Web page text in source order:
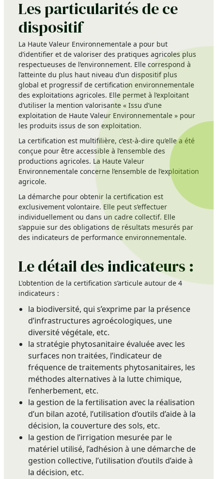
Les particularités de ce
dispositif
La Haute Valeur Environnementale a pour but
d’identifier et de valoriser des pratiques agricoles plus
respectueuses de l’environnement. Elle correspond à
l’atteinte du plus haut niveau d’un dispositif plus
global et progressif de certification environnementale
des exploitations agricoles. Elle permet à l’exploitant
d’utiliser la mention valorisante « Issu d’une
exploitation de Haute Valeur Environnementale » pour
les produits issus de son exploitation.
La certification est multifilière, c’est-à-dire qu’elle a été
conçue pour être accessible à l’ensemble des
productions agricoles. La Haute Valeur
Environnementale concerne l’ensemble de l’exploitation
agricole.
La démarche pour obtenir la certification est
exclusivement volontaire. Elle peut s’effectuer
individuellement ou dans un cadre collectif. Elle
s’appuie sur des obligations de résultats mesurés par
des indicateurs de performance environnementale.
Le détail des indicateurs :
L'obtention de la certification s’articule autour de 4
indicateurs :
la biodiversité, qui s’exprime par la présence
d’infrastructures agroécologiques, une
diversité végétale, etc.
la stratégie phytosanitaire évaluée avec les
surfaces non traitées, l’indicateur de
fréquence de traitements phytosanitaires, les
méthodes alternatives à la lutte chimique,
l’enherbement, etc.
la gestion de la fertilisation avec la réalisation
d’un bilan azoté, l’utilisation d’outils d’aide à la
décision, la couverture des sols, etc.
la gestion de l’irrigation mesurée par le
matériel utilisé, l’adhésion à une démarche de
gestion collective, l’utilisation d’outils d’aide à
la décision, etc.